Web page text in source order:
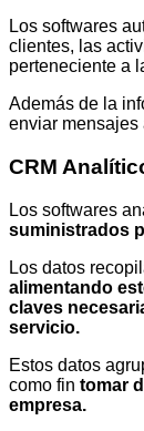
Los softwares
clientes, las
perteneciente a
Además de la
enviar mensajes
CRM
Los softwares
suministrados
Los datos
alimentando
claves
servicio.
Estos datos
como fin tomar
empresa.